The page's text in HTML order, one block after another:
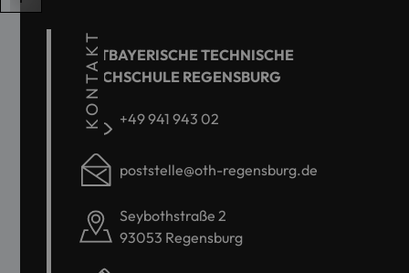
KONTAKT
OSTBAYERISCHE TECHNISCHE
HOCHSCHULE REGENSBURG
+49 941 943 02
poststelle@oth-regensburg.de
Seybothstraße 2
93053 Regensburg